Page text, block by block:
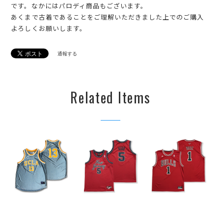
です。なかにはパロディ商品もございます。
あくまで古着であることをご理解いただきました上でのご購入
よろしくお願いします。
通報する
Related Items